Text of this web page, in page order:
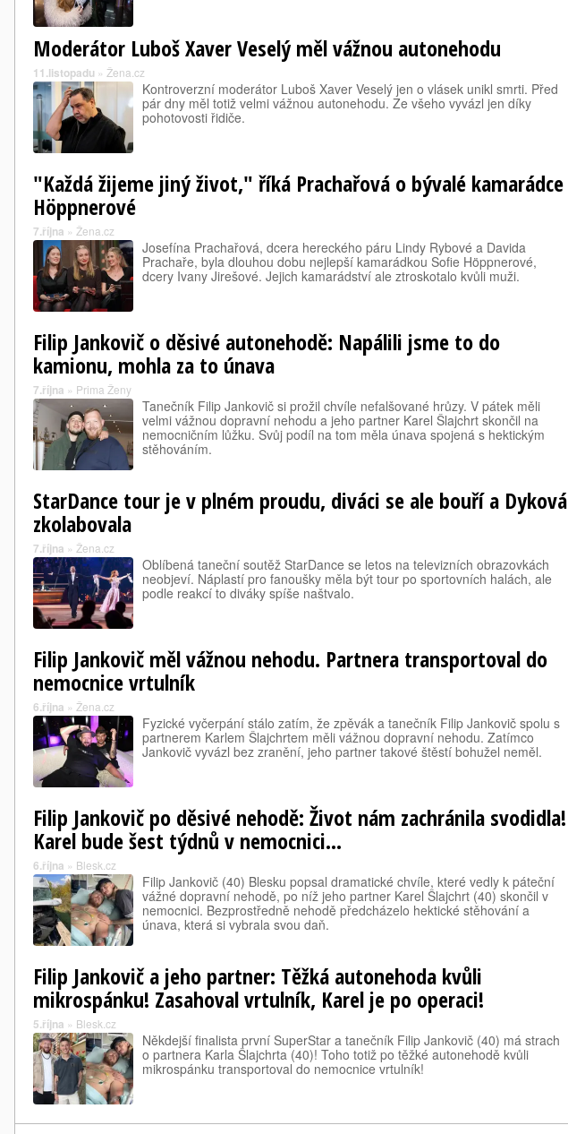
Moderátor Luboš Xaver Veselý měl vážnou autonehodu
11.listopadu » Žena.cz
Kontroverzní moderátor Luboš Xaver Veselý jen o vlásek unikl smrti. Před
pár dny měl totiž velmi vážnou autonehodu. Ze všeho vyvázl jen díky
pohotovosti řidiče.
"Každá žijeme jiný život," říká Prachařová o bývalé kamarádce
Höppnerové
7.října » Žena.cz
Josefína Prachařová, dcera hereckého páru Lindy Rybové a Davida
Prachaře, byla dlouhou dobu nejlepší kamarádkou Sofie Höppnerové,
dcery Ivany Jirešové. Jejich kamarádství ale ztroskotalo kvůli muži.
Filip Jankovič o děsivé autonehodě: Napálili jsme to do
kamionu, mohla za to únava
7.října » Prima Ženy
Tanečník Filip Jankovič si prožil chvíle nefalšované hrůzy. V pátek měli
velmi vážnou dopravní nehodu a jeho partner Karel Šlajchrt skončil na
nemocničním lůžku. Svůj podíl na tom měla únava spojená s hektickým
stěhováním.
StarDance tour je v plném proudu, diváci se ale bouří a Dyková
zkolabovala
7.října » Žena.cz
Oblíbená taneční soutěž StarDance se letos na televizních obrazovkách
neobjeví. Náplastí pro fanoušky měla být tour po sportovních halách, ale
podle reakcí to diváky spíše naštvalo.
Filip Jankovič měl vážnou nehodu. Partnera transportoval do
nemocnice vrtulník
6.října » Žena.cz
Fyzické vyčerpání stálo zatím, že zpěvák a tanečník Filip Jankovič spolu s
partnerem Karlem Šlajchrtem měli vážnou dopravní nehodu. Zatímco
Jankovič vyvázl bez zranění, jeho partner takové štěstí bohužel neměl.
Filip Jankovič po děsivé nehodě: Život nám zachránila svodidla!
Karel bude šest týdnů v nemocnici…
6.října » Blesk.cz
Filip Jankovič (40) Blesku popsal dramatické chvíle, které vedly k páteční
vážné dopravní nehodě, po níž jeho partner Karel Šlajchrt (40) skončil v
nemocnici. Bezprostředně nehodě předcházelo hektické stěhování a
únava, která si vybrala svou daň.
Filip Jankovič a jeho partner: Těžká autonehoda kvůli
mikrospánku! Zasahoval vrtulník, Karel je po operaci!
5.října » Blesk.cz
Někdejší finalista první SuperStar a tanečník Filip Jankovič (40) má strach
o partnera Karla Šlajchrta (40)! Toho totiž po těžké autonehodě kvůli
mikrospánku transportoval do nemocnice vrtulník!